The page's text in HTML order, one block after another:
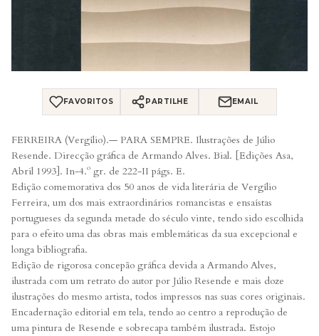
FAVORITOS PARTILHE EMAIL
FERREIRA (Vergílio).— PARA SEMPRE. Ilustrações de Júlio
Resende. Direcção gráfica de Armando Alves. Bial. [Edições Asa,
Abril 1993]. In-4.º gr. de 222-II págs. E.
Edição comemorativa dos 50 anos de vida literária de Vergílio
Ferreira, um dos mais extraordinários romancistas e ensaístas
portugueses da segunda metade do século vinte, tendo sido escolhida
para o efeito uma das obras mais emblemáticas da sua excepcional e
longa bibliografia.
Edição de rigorosa concepão gráfica devida a Armando Alves,
ilustrada com um retrato do autor por Júlio Resende e mais doze
ilustrações do mesmo artista, todos impressos nas suas cores originais.
Encadernação editorial em tela, tendo ao centro a reprodução de
uma pintura de Resende e sobrecapa também ilustrada. Estojo